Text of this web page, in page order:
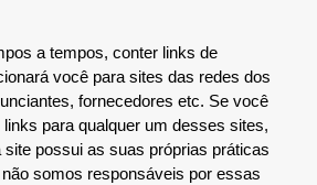
a tempos, conter links de
você para sites das redes dos
fornecedores etc. Se você
para qualquer um desses sites,
possui as suas próprias práticas
somos responsáveis por essas